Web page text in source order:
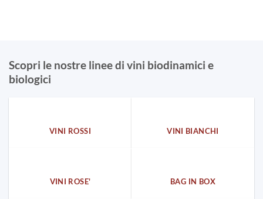
Scopri le nostre linee di vini biodinamici e
biologici
VINI ROSSI VINI BIANCHI
VINI ROSE' BAG IN BOX